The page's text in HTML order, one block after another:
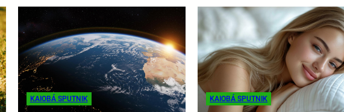
KAIOBÁ SPUTNIK KAIOBÁ SPUTNIK